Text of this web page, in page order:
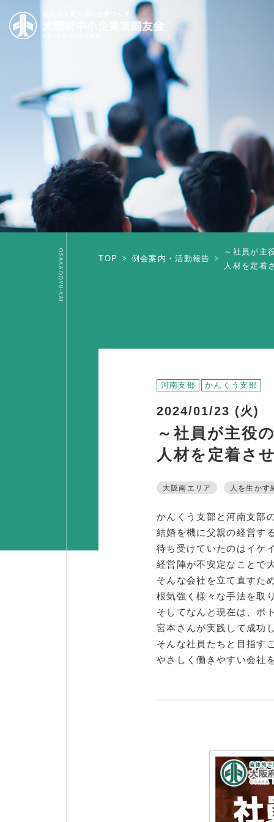
TOP 例会案内・活動報告
～社員が主
人材を定着
OSAKA DOYU-KAI
河南支部 かんくう支部
2024/01/23 (火)
～社員が主役
人材を定着さ
大阪南エリア 人を生かす
かんくう支部と河南支部
結婚を機に父親の経営す
待ち受けていたのはイケ
経営陣が不安定なことで
そんな会社を立て直すた
根気強く様々な手法を取
そしてなんと現在は、ボ
宮本さんが実践して成功
そんな社員たちと目指す
やさしく働きやすい会社